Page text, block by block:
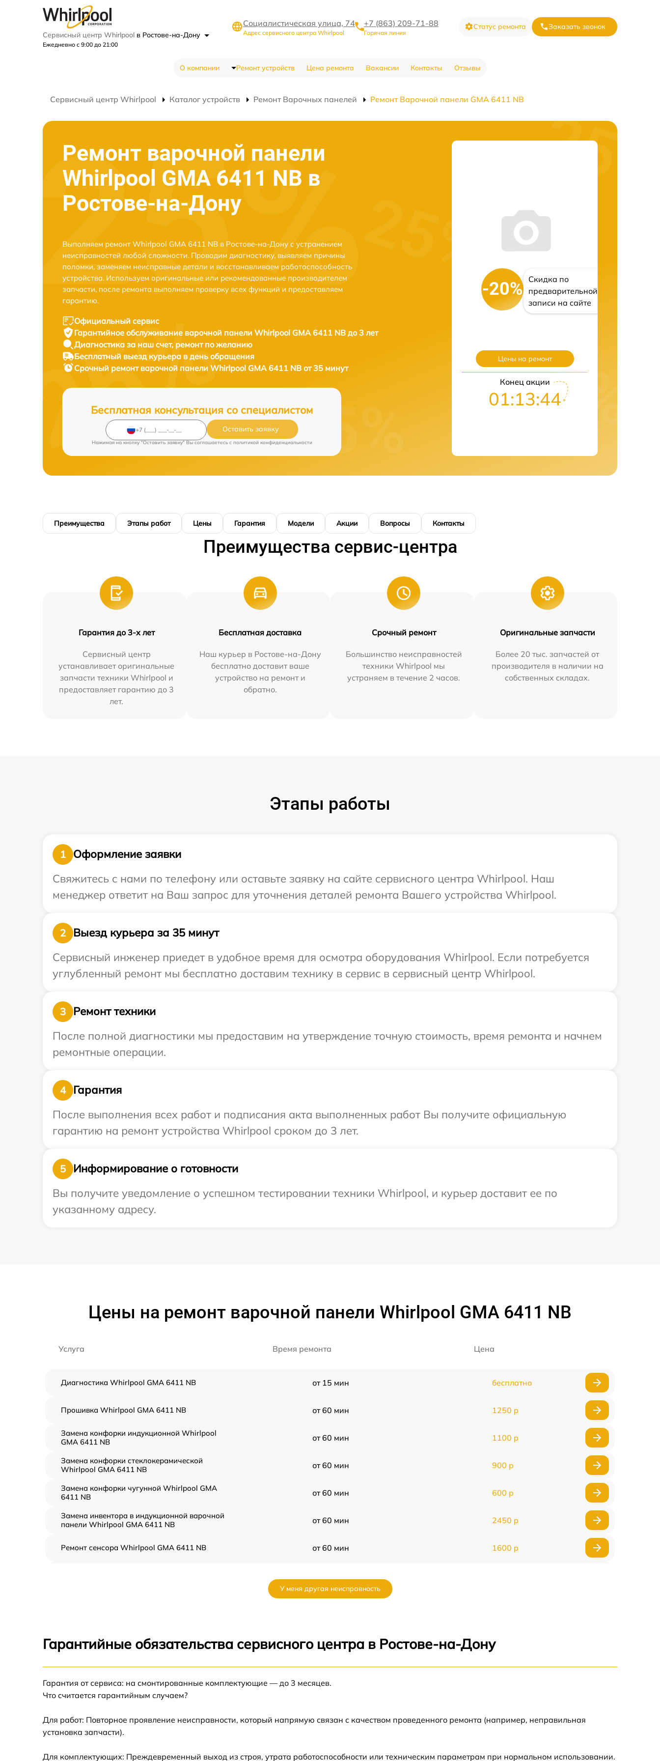
Сервисный центр Whirlpool в Ростове-на-Дону
Ежедневно с 9:00 до 21:00
Социалистическая улица, 74
Адрес сервисного центра Whirlpool
+7 (863) 209-71-88
Горячая линия
Статус ремонта Заказать звонок
О компании Ремонт устройств Цена ремонта Вакансии Контакты Отзывы
Сервисный центр Whirlpool Каталог устройств Ремонт Варочных панелей Ремонт Варочной панели GMA 6411 NB
Ремонт варочной панели
Whirlpool GMA 6411 NB в
Ростове-на-Дону
Выполняем ремонт Whirlpool GMA 6411 NB в Ростове-на-Дону с устранением
неисправностей любой сложности. Проводим диагностику, выявляем причины
поломки, заменяем неисправные детали и восстанавливаем работоспособность
устройства. Используем оригинальные или рекомендованные производителем
запчасти, после ремонта выполняем проверку всех функций и предоставляем
гарантию.
Официальный сервис
Гарантийное обслуживание варочной панели Whirlpool GMA 6411 NB до 3 лет
Диагностика за наш счет, ремонт по желанию
Бесплатный выезд курьера в день обращения
Срочный ремонт варочной панели Whirlpool GMA 6411 NB от 35 минут
Бесплатная консультация со специалистом
Оставить заявку
Нажимая на кнопку "Оставить заявку" Вы соглашаетесь c политикой конфиденциальности
-20%
Скидка по
предварительной
записи на сайте
Цены на ремонт
Конец акции
01:13:43
Преимущества Этапы работ Цены Гарантия Модели Акции Вопросы Контакты
Преимущества сервис-центра
Гарантия до 3-х лет
Сервисный центр
устанавливает оригинальные
запчасти техники Whirlpool и
предоставляет гарантию до 3
лет.
Бесплатная доставка
Наш курьер в Ростове-на-Дону
бесплатно доставит ваше
устройство на ремонт и
обратно.
Срочный ремонт
Большинство неисправностей
техники Whirlpool мы
устраняем в течение 2 часов.
Оригинальные запчасти
Более 20 тыс. запчастей от
производителя в наличии на
собственных складах.
Этапы работы
1
Оформление заявки
Свяжитесь с нами по телефону или оставьте заявку на сайте сервисного центра Whirlpool. Наш
менеджер ответит на Ваш запрос для уточнения деталей ремонта Вашего устройства Whirlpool.
2
Выезд курьера за 35 минут
Сервисный инженер приедет в удобное время для осмотра оборудования Whirlpool. Если потребуется
углубленный ремонт мы бесплатно доставим технику в сервис в сервисный центр Whirlpool.
3
Ремонт техники
После полной диагностики мы предоставим на утверждение точную стоимость, время ремонта и начнем
ремонтные операции.
4
Гарантия
После выполнения всех работ и подписания акта выполненных работ Вы получите официальную
гарантию на ремонт устройства Whirlpool сроком до 3 лет.
5
Информирование о готовности
Вы получите уведомление о успешном тестировании техники Whirlpool, и курьер доставит ее по
указанному адресу.
Цены на ремонт варочной панели Whirlpool GMA 6411 NB
Услуга Время ремонта Цена
Диагностика Whirlpool GMA 6411 NB от 15 мин бесплатно
Прошивка Whirlpool GMA 6411 NB от 60 мин 1250 р
Замена конфорки индукционной Whirlpool
GMA 6411 NB
от 60 мин 1100 р
Замена конфорки стеклокерамической
Whirlpool GMA 6411 NB
от 60 мин 900 р
Замена конфорки чугунной Whirlpool GMA
6411 NB
от 60 мин 600 р
Замена инвентора в индукционной варочной
панели Whirlpool GMA 6411 NB
от 60 мин 2450 р
Ремонт сенсора Whirlpool GMA 6411 NB от 60 мин 1600 р
Замена сенсора Whirlpool GMA 6411 NB от 60 мин
У меня другая неисправность
Гарантийные обязательства сервисного центра в Ростове-на-Дону
Гарантия от сервиса: на смонтированные комплектующие — до 3 месяцев.
Что считается гарантийным случаем?
Для работ: Повторное проявление неисправности, который напрямую связан с качеством проведенного ремонта (например, неправильная
установка запчасти).
Для комплектующих: Преждевременный выход из строя, утрата работоспособности или техническим параметрам при нормальном использовании.